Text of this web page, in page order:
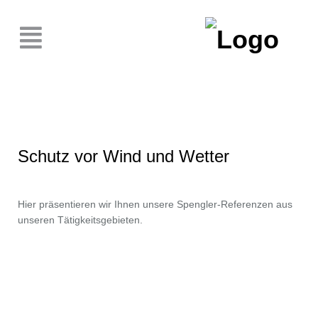
Schutz vor Wind und Wetter
Hier präsentieren wir Ihnen unsere Spengler-Referenzen aus
unseren Tätigkeitsgebieten.